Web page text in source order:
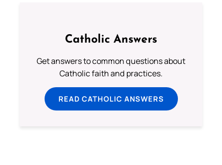
Catholic Answers
Get answers to common questions about
Catholic faith and practices.
READ CATHOLIC ANSWERS